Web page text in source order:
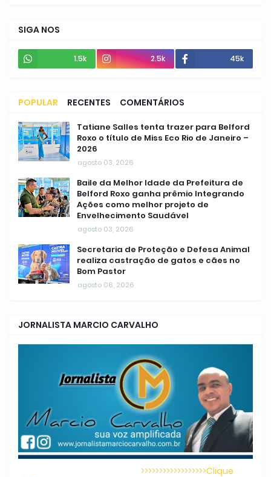
SIGA NOS
1.5k 2.5k 45k
POPULAR RECENTES COMENTÁRIOS
Tatiane Salles tenta trazer para Belford
Roxo o título de Miss Eco Rio de Janeiro –
2026
agosto 03, 2026
Baile da Melhor Idade da Prefeitura de
Belford Roxo ganha prêmio Integrando
Ações como melhor projeto de
Envelhecimento Saudável
agosto 03, 2026
Secretaria de Proteção e Defesa Animal
realiza castração de gatos e cães no
Bom Pastor
agosto 06, 2026
JORNALISTA MARCIO CARVALHO
>>>>>>>>>>>>>>>>>>Clique